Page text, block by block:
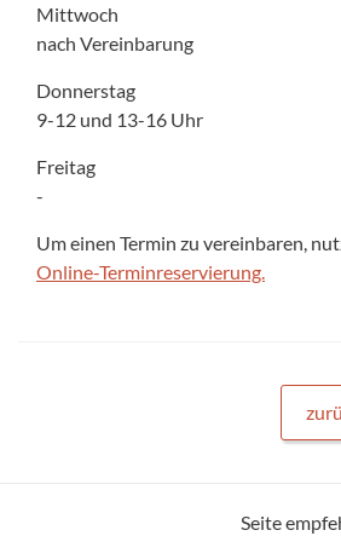
Mittwoch
nach Vereinbarung
Donnerstag
9-12 und 13-16 Uhr
Freitag
-
Um einen Termin zu vereinbaren,
Online-Terminreservierung.
Seite